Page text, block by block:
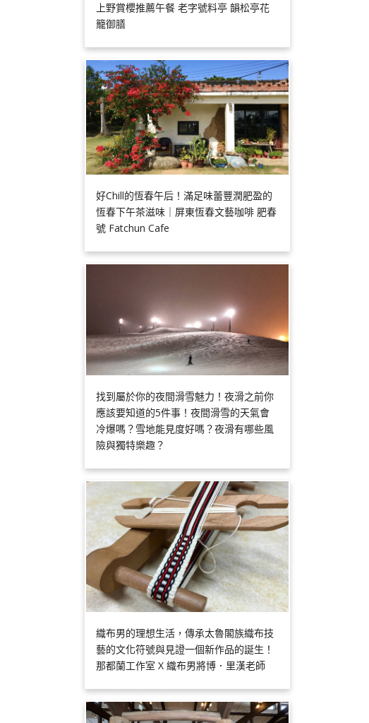
上野賞櫻推薦午餐 老字號料亭 韻松亭花
籠御膳
好Chill的恆春午后！滿足味蕾豐潤肥盈的
恆春下午茶滋味｜屏東恆春文藝咖啡 肥春
號 Fatchun Cafe
找到屬於你的夜間滑雪魅力！夜滑之前你
應該要知道的5件事！夜間滑雪的天氣會
冷爆嗎？雪地能見度好嗎？夜滑有哪些風
險與獨特樂趣？
織布男的理想生活，傳承太魯閣族織布技
藝的文化符號與見證一個新作品的誕生！
那都蘭工作室 X 織布男將博．里漢老師